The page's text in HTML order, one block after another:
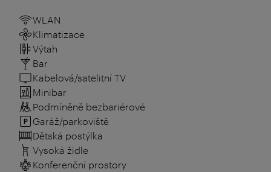
WLAN
Klimatizace
Výtah
Bar
Kabelová/satelitní TV
Minibar
Podmíněně bezbariérové
Garáž/parkoviště
Dětská postýlka
Vysoká židle
Konferenční prostory